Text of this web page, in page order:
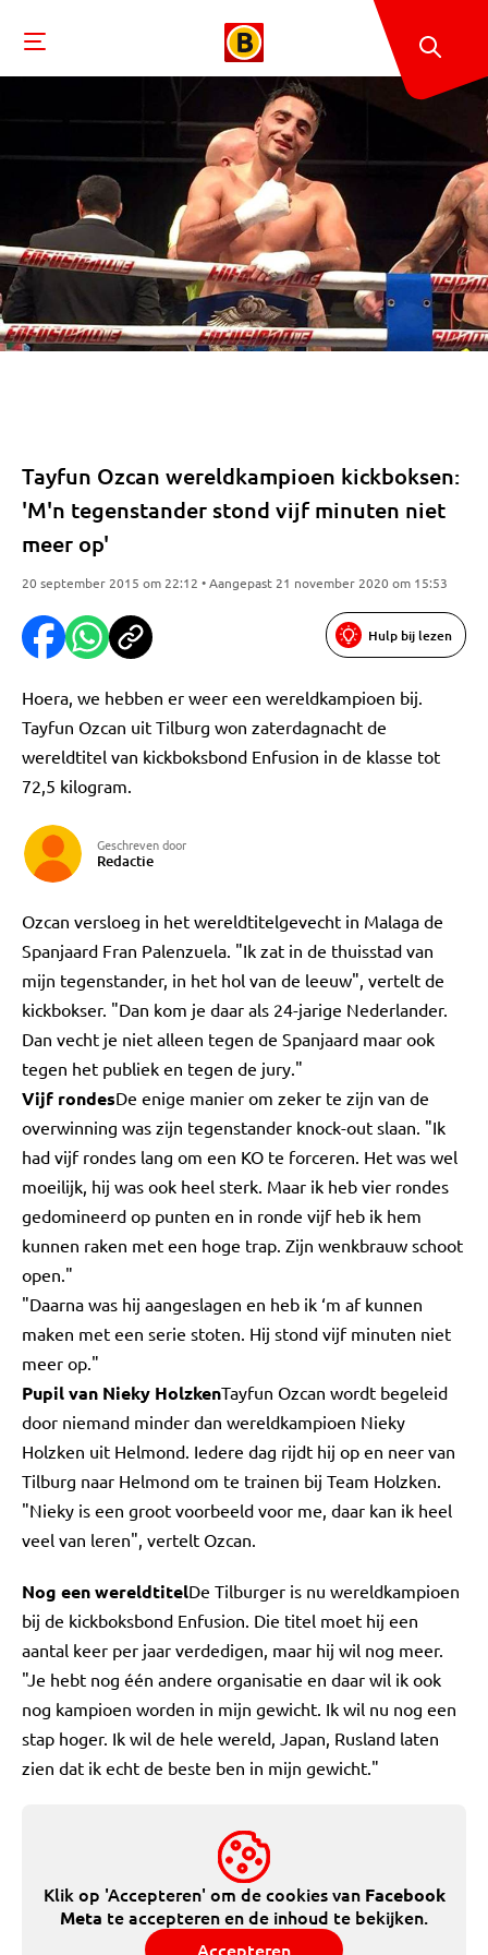
Tayfun Ozcan wereldkampioen kickboksen:
'M'n tegenstander stond vijf minuten niet
meer op'
20 september 2015 om 22:12 • Aangepast 21 november 2020 om 15:53
Hulp bij lezen
Hoera, we hebben er weer een wereldkampioen bij.
Tayfun Ozcan uit Tilburg won zaterdagnacht de
wereldtitel van kickboksbond Enfusion in de klasse tot
72,5 kilogram.
Geschreven door
Redactie
Ozcan versloeg in het wereldtitelgevecht in Malaga de
Spanjaard Fran Palenzuela. "Ik zat in de thuisstad van
mijn tegenstander, in het hol van de leeuw", vertelt de
kickbokser. "Dan kom je daar als 24-jarige Nederlander.
Dan vecht je niet alleen tegen de Spanjaard maar ook
tegen het publiek en tegen de jury."
Vijf rondesDe enige manier om zeker te zijn van de
overwinning was zijn tegenstander knock-out slaan. "Ik
had vijf rondes lang om een KO te forceren. Het was wel
moeilijk, hij was ook heel sterk. Maar ik heb vier rondes
gedomineerd op punten en in ronde vijf heb ik hem
kunnen raken met een hoge trap. Zijn wenkbrauw schoot
open."
"Daarna was hij aangeslagen en heb ik ‘m af kunnen
maken met een serie stoten. Hij stond vijf minuten niet
meer op."
Pupil van Nieky HolzkenTayfun Ozcan wordt begeleid
door niemand minder dan wereldkampioen Nieky
Holzken uit Helmond. Iedere dag rijdt hij op en neer van
Tilburg naar Helmond om te trainen bij Team Holzken.
"Nieky is een groot voorbeeld voor me, daar kan ik heel
veel van leren", vertelt Ozcan.
Nog een wereldtitelDe Tilburger is nu wereldkampioen
bij de kickboksbond Enfusion. Die titel moet hij een
aantal keer per jaar verdedigen, maar hij wil nog meer.
"Je hebt nog één andere organisatie en daar wil ik ook
nog kampioen worden in mijn gewicht. Ik wil nu nog een
stap hoger. Ik wil de hele wereld, Japan, Rusland laten
zien dat ik echt de beste ben in mijn gewicht."
Klik op 'Accepteren' om de cookies van Facebook
Meta te accepteren en de inhoud te bekijken.
Accepteren